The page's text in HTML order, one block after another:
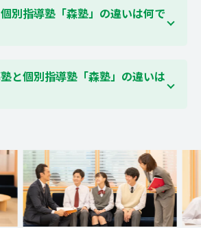
合わせいただけます。
習や宿題、テスト前の勉強などに、い
ただくことができます（無料）。
別指導塾「森塾」の違いは何で
イルでの指導となりますが、個別指導
ひとりの学習スピードに合わせて個別
と個別指導塾「森塾」の違いは
にも安心の授業料」で、多くの保護者
ただいております。